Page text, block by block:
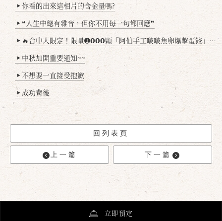
▶ 你看的出來這相片的含金量嗎?
▶ ❝人生中總有雜音，但你不用每一句都回應❞
▶ 🔥台中人限定！限量➊𝟬𝟬𝟬顆「阿伯手工啵啵魚卵爆擊蛋餃」台北已被搶爆2萬顆，最後名額門前隱味只留給你！🥟💥
▶ 中秋加開重要通知~~
▶ 不想要一直接受抱歉
▶ 成功背後
回列表頁
上一篇 下一篇
立即預定